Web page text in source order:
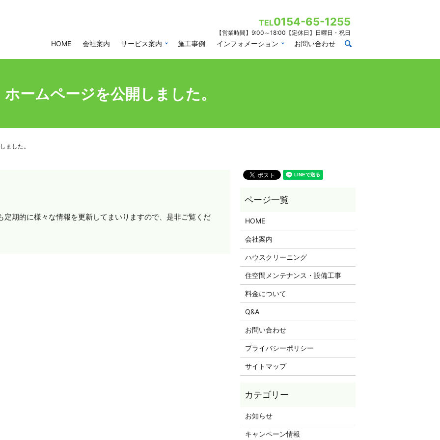
HOME 会社案内 サービス案内 施工事例 インフォメーション お問い合わせ search
TEL0154-65-1255
【営業時間】9:00～18:00【定休日】日曜日・祝日
ホームページを公開しました。
ました。
期的に様々な情報を更新してまいりますので、是非ご覧くだ HOME
会社案内
ハウスクリーニング
住空間メンテナンス・設備工事
料金について
Q&A
お問い合わせ
プライバシーポリシー
サイトマップ
お知らせ
キャンペーン情報